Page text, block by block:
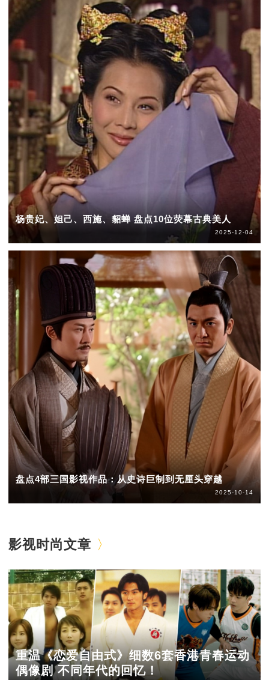
杨贵妃、妲己、西施、貂蝉 盘点10位荧幕古典美人
2025-12-04
盘点4部三国影视作品：从史诗巨制到无厘头穿越
2025-10-14
影视时尚文章
重温《恋爱自由式》细数6套香港青春运动
偶像剧 不同年代的回忆！